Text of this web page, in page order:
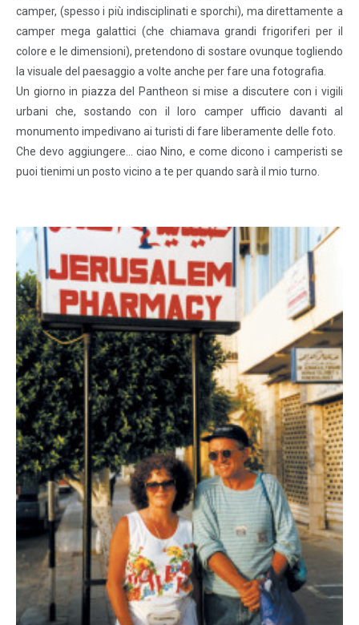
camper, (spesso i più indisciplinati e sporchi), ma direttamente a
camper mega galattici (che chiamava grandi frigoriferi per il
colore e le dimensioni), pretendono di sostare ovunque togliendo
la visuale del paesaggio a volte anche per fare una fotografia.
Un giorno in piazza del Pantheon si mise a discutere con i vigili
urbani che, sostando con il loro camper ufficio davanti al
monumento impedivano ai turisti di fare liberamente delle foto.
Che devo aggiungere… ciao Nino, e come dicono i camperisti se
puoi tienimi un posto vicino a te per quando sarà il mio turno.